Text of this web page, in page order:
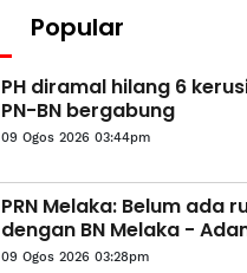
Popular
PH diramal hilang 6
PN-BN bergabung
09 Ogos 2026 03:44pm
PRN Melaka: Belum ada
dengan BN Melaka -
09 Ogos 2026 03:28pm